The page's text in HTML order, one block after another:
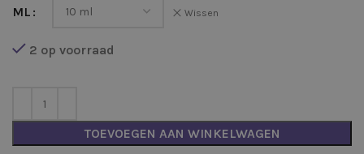
ML Wissen
2 op voorraad
TOEVOEGEN AAN WINKELWAGEN